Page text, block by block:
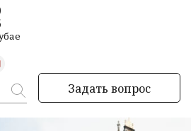
Задать вопрос